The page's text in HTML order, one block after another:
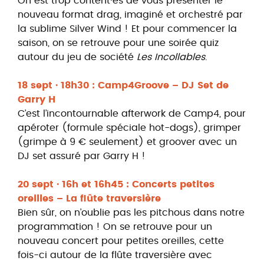
nouveau format drag, imaginé et orchestré par
la sublime Silver Wind ! Et pour commencer la
saison, on se retrouve pour une soirée quiz
autour du jeu de société Les Incollables.
18 sept · 18h30 : Camp4Groove – DJ Set de
Garry H
C’est l’incontournable afterwork de Camp4, pour
apéroter (formule spéciale hot-dogs), grimper
(grimpe à 9 € seulement) et groover avec un
DJ set assuré par Garry H !
20 sept · 16h et 16h45 : Concerts petites
oreilles – La flûte traversière
Bien sûr, on n’oublie pas les pitchous dans notre
programmation ! On se retrouve pour un
nouveau concert pour petites oreilles, cette
fois-ci autour de la flûte traversière avec